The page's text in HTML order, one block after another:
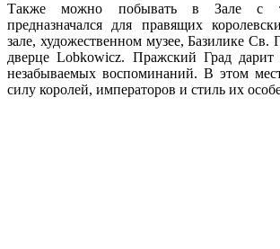
Также можно побывать в Зале с
предназначался для правящих
зале, художественном музее, Базилике Св.
дверце Lobkowicz. Пражский Град
незабываемых воспоминаний. В этом
силу королей, императоров и стиль их